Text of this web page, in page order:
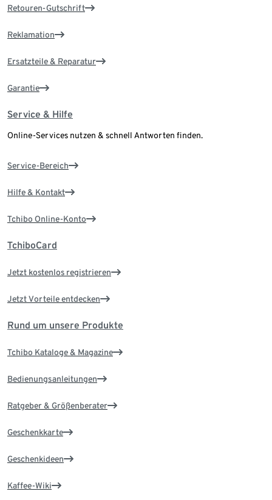
Retouren-Gutschrift
Reklamation
Ersatzteile & Reparatur
Garantie
Service & Hilfe
Online-Services nutzen & schnell Antworten finden.
Service-Bereich
Hilfe & Kontakt
Tchibo Online-Konto
TchiboCard
Jetzt kostenlos registrieren
Jetzt Vorteile entdecken
Rund um unsere Produkte
Tchibo Kataloge & Magazine
Bedienungsanleitungen
Ratgeber & Größenberater
Geschenkkarte
Geschenkideen
Kaffee-Wiki